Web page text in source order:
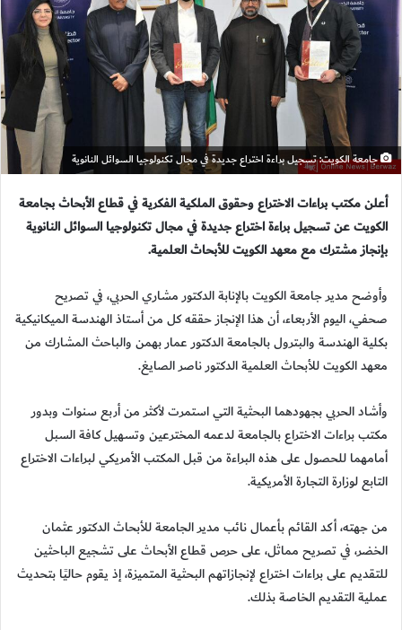
جامعة الكويت: تسجيل براءة اختراع جديدة في مجال تكنولوجيا السوائل النانوية
أعلن مكتب براءات الاختراع وحقوق الملكية الفكرية في قطاع الأبحاث بجامعة
الكويت عن تسجيل براءة اختراع جديدة في مجال تكنولوجيا السوائل النانوية
بإنجاز مشترك مع معهد الكويت للأبحاث العلمية.
وأوضح مدير جامعة الكويت بالإنابة الدكتور مشاري الحربي، في تصريح
صحفي، اليوم الأربعاء، أن هذا الإنجاز حققه كل من أستاذ الهندسة الميكانيكية
بكلية الهندسة والبترول بالجامعة الدكتور عمار بهمن والباحث المشارك من
معهد الكويت للأبحاث العلمية الدكتور ناصر الصايغ.
وأشاد الحربي بجهودهما البحثية التي استمرت لأكثر من أربع سنوات وبدور
مكتب براءات الاختراع بالجامعة لدعمه المخترعين وتسهيل كافة السبل
أمامهما للحصول على هذه البراءة من قبل المكتب الأمريكي لبراءات الاختراع
التابع لوزارة التجارة الأمريكية.
من جهته، أكد القائم بأعمال نائب مدير الجامعة للأبحاث الدكتور عثمان
الخضر، في تصريح مماثل، على حرص قطاع الأبحاث على تشجيع الباحثين
للتقديم على براءات اختراع لإنجازاتهم البحثية المتميزة، إذ يقوم حاليًا بتحديث
عملية التقديم الخاصة بذلك.